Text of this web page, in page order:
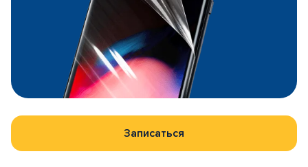
Записаться